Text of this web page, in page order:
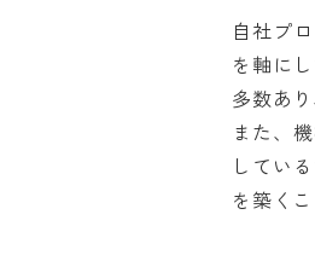
自社プ
を軸に
多数あ
また、
してい
を築く